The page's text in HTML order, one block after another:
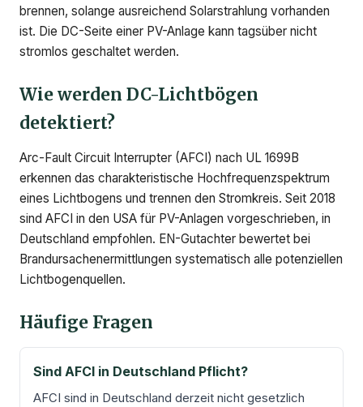
brennen, solange ausreichend Solarstrahlung vorhanden
ist. Die DC-Seite einer PV-Anlage kann tagsüber nicht
stromlos geschaltet werden.
Wie werden DC-Lichtbögen
detektiert?
Arc-Fault Circuit Interrupter (AFCI) nach UL 1699B
erkennen das charakteristische Hochfrequenzspektrum
eines Lichtbogens und trennen den Stromkreis. Seit 2018
sind AFCI in den USA für PV-Anlagen vorgeschrieben, in
Deutschland empfohlen. EN-Gutachter bewertet bei
Brandursachenermittlungen systematisch alle potenziellen
Lichtbogenquellen.
Häufige Fragen
Sind AFCI in Deutschland Pflicht?
AFCI sind in Deutschland derzeit nicht gesetzlich